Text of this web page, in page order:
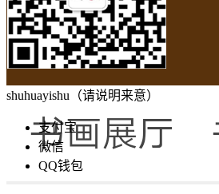
shuhuayishu（请说明来意）
支付宝
微信
QQ钱包